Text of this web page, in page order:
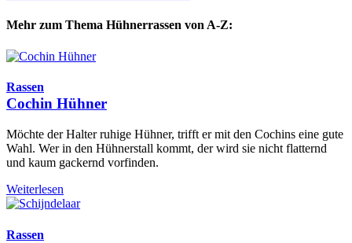
Mehr zum Thema Hühnerrassen von A-Z:
Rassen
Cochin Hühner
Möchte der Halter ruhige Hühner, trifft er mit den Cochins eine gute
Wahl. Wer in den Hühnerstall kommt, der wird sie nicht flatternd
und kaum gackernd vorfinden.
Weiterlesen
Rassen